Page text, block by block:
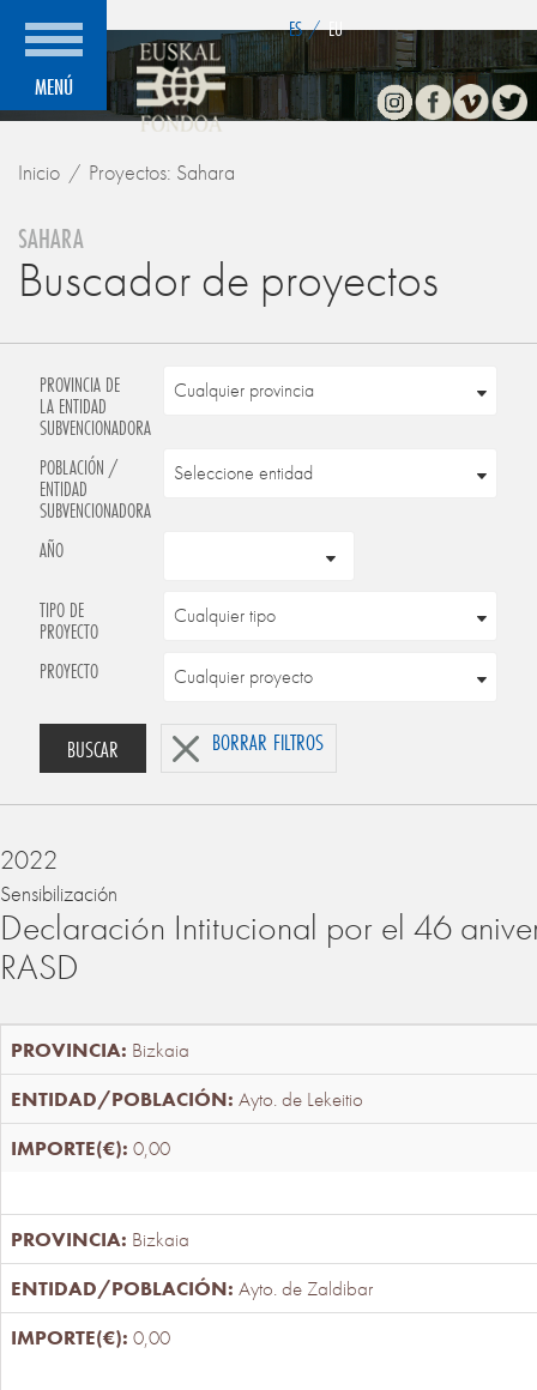
MENÚ
ES / EU
InstagramFacebook
Vimeo
Inicio Proyectos: Sahara
SAHARA
Buscador de proyectos
PROVINCIA DE
LA ENTIDAD
SUBVENCIONADORA
POBLACIÓN /
ENTIDAD
SUBVENCIONADORA
AÑO
TIPO DE
PROYECTO
PROYECTO
BUSCAR BORRAR FILTROS
2022
Sensibilización
Declaración Intitucional por el 46
RASD
Bizkaia
Ayto. de Lekeitio
0,00
Bizkaia
Ayto. de Zaldibar
0,00